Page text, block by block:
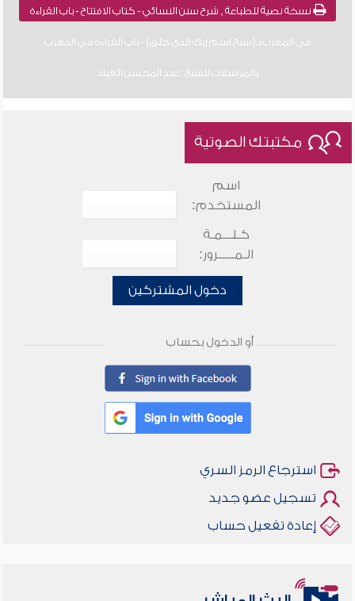
نسخة نصية للطباعة , شرح سنن النسائي - كتاب الافتتاح - باب القراءة
في المغرب بـ(سبح اسم ربك الذي خلق) - باب القراءة في المغرب
بالمراسلات للشيخ : عبد المحسن العباد
مكتبتك الصوتية
اسم
المستخدم:
كـلـــمـة
الـمـــــرور:
دخول المشتركين
أو الدخول بحساب
استرجاع الرمز السري
تسجيل عضو جديد
إعادة تفعيل حساب